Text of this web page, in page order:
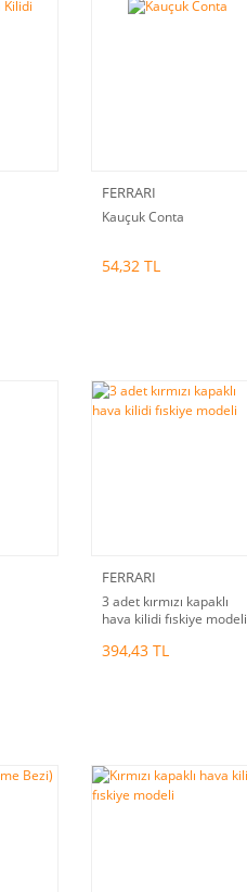
FERRARI
Kauçuk Conta
54,32 TL
FERRARI
3 adet kırmızı kapaklı
hava kilidi fıskiye modeli
394,43 TL